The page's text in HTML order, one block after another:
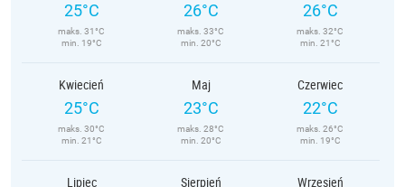
25°C
maks. 31°C
min. 19°C
26°C
maks. 33°C
min. 20°C
26°C
maks. 32°C
min. 21°C
Kwiecień
25°C
maks. 30°C
min. 21°C
Maj
23°C
maks. 28°C
min. 20°C
Czerwiec
22°C
maks. 26°C
min. 19°C
Lipiec Sierpień Wrzesień